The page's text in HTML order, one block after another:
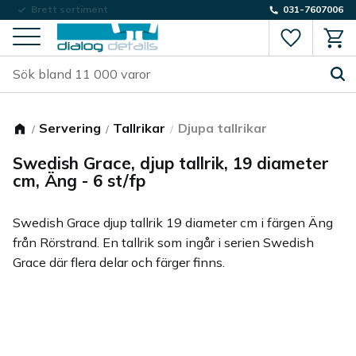
Meny
Låg fraktkostnad 031-7607006
Servering Tallrikar Djupa tallrikar
Swedish Grace, djup tallrik, 19 diameter
cm, Äng - 6 st/fp
Swedish Grace djup tallrik 19 diameter cm i färgen Äng
från Rörstrand. En tallrik som ingår i serien Swedish
Grace där flera delar och färger finns.